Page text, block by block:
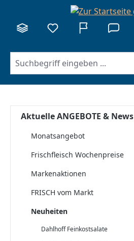
Aktuelle ANGEBOTE & News
Monatsangebot
Frischfleisch Wochenpreise
Markenaktionen
FRISCH vom Markt
Neuheiten
Dahlhoff Feinkostsalate